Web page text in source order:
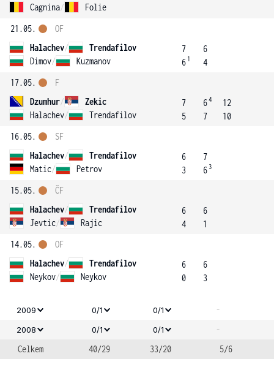
Cagnina/ Folie
21.05.
Halachev/
Trendafilov
Dimov/ Kuzmanov
OF
7
6 1
6
4
17.05.
Dzumhur/
Zekic
Halachev/ Trendafilov
F
7
5
64
7
12
10
16.05.
Halachev/
Trendafilov
Matic/ Petrov
SF
6
3
7
6 3
15.05.
Halachev/
Trendafilov
Jevtic/ Rajic
ČF
6
4
6
1
14.05.
Halachev/
Trendafilov
Neykov/ Neykov
OF
6
0
6
3
2009 0/1 0/1 -
2008 0/1 0/1
-
Celkem
40/29 33/20 5/6